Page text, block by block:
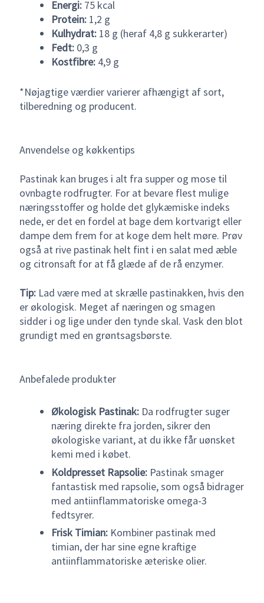
Energi:75 kcal
Protein:1,2 g
Kulhydrat:18 g (heraf 4,8 g sukkerarter)
Fedt:0,3 g
Kostfibre:4,9 g
*Nøjagtige værdier varierer afhængigt af sort,
tilberedning og producent.
Anvendelse og køkkentips
Pastinak kan bruges i alt fra supper og mose til
ovnbagte rodfrugter. For at bevare flest mulige
næringsstoffer og holde det glykæmiske indeks
nede, er det en fordel at bage dem kortvarigt eller
dampe dem frem for at koge dem helt møre. Prøv
også at rive pastinak helt fint i en salat med æble
og citronsaft for at få glæde af de rå enzymer.
Tip:Lad være med at skrælle pastinakken, hvis den
er økologisk. Meget af næringen og smagen
sidder i og lige under den tynde skal. Vask den blot
grundigt med en grøntsagsbørste.
Anbefalede produkter
Økologisk Pastinak:Da rodfrugter suger
næring direkte fra jorden, sikrer den
økologiske variant, at du ikke får uønsket
kemi med i købet.
Koldpresset Rapsolie:Pastinak smager
fantastisk med rapsolie, som også bidrager
med antiinflammatoriske omega-3
fedtsyrer.
Frisk Timian:Kombiner pastinak med
timian, der har sine egne kraftige
antiinflammatoriske æteriske olier.